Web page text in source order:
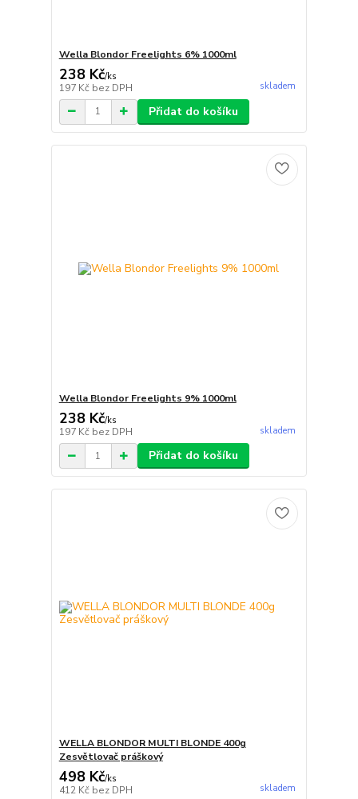
Wella Blondor Freelights 6% 1000ml
238 Kč/ks
197 Kč bez DPH skladem
Přidat do košíku
Wella Blondor Freelights 9% 1000ml
238 Kč/ks
197 Kč bez DPH skladem
Přidat do košíku
WELLA BLONDOR MULTI BLONDE 400g
Zesvětlovač práškový
498 Kč/ks
412 Kč bez DPH skladem